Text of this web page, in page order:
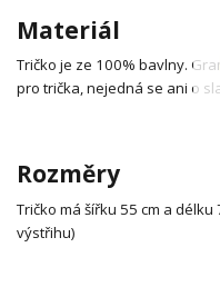
Materiál
Tričko je ze 100% bavlny.
pro trička, nejedná se ani o
Rozměry
Tričko má šířku 55 cm a
výstřihu)